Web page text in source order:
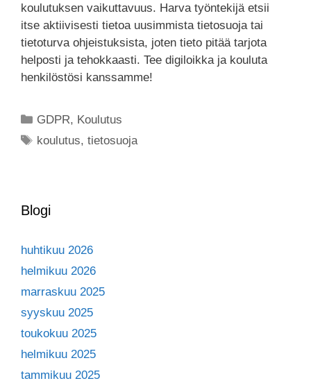
koulutuksen vaikuttavuus. Harva työntekijä etsii
itse aktiivisesti tietoa uusimmista tietosuoja tai
tietoturva ohjeistuksista, joten tieto pitää tarjota
helposti ja tehokkaasti. Tee digiloikka ja kouluta
henkilöstösi kanssamme!
GDPR, Koulutus
koulutus,tietosuoja
Blogi
huhtikuu 2026
helmikuu 2026
marraskuu 2025
syyskuu 2025
toukokuu 2025
helmikuu 2025
tammikuu 2025